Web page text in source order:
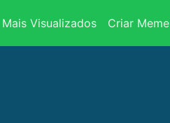
Mais Visualizados Criar Meme